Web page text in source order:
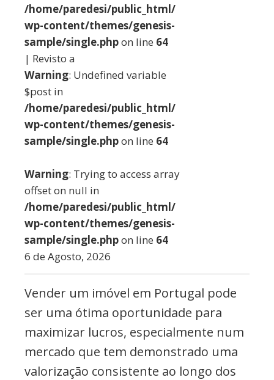
/home/paredesi/public_html/
wp-content/themes/genesis-
sample/single.phpon line 64
| Revisto a
Warning: Undefined variable
$post in
/home/paredesi/public_html/
wp-content/themes/genesis-
sample/single.phpon line 64
Warning: Trying to access array
offset on null in
/home/paredesi/public_html/
wp-content/themes/genesis-
sample/single.phpon line 64
6 de Agosto, 2026
Vender um imóvel em Portugal pode
ser uma ótima oportunidade para
maximizar lucros, especialmente num
mercado que tem demonstrado uma
valorização consistente ao longo dos